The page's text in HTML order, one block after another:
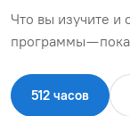
Что вы изучите и
программы —
512 часов